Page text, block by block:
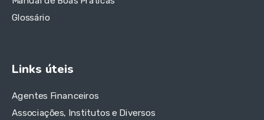
Glossário
Links úteis
Agentes Financeiros
Associações, Institutos e Diversos